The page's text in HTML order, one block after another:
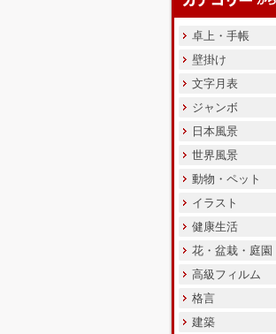
卓上・手帳
壁掛け
文字月表
ジャンボ
日本風景
世界風景
動物・ペット
イラスト
健康生活
花・盆栽・庭園
高級フィルム
格言
建築